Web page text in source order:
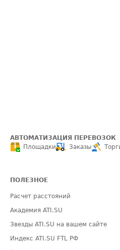
АВТОМАТИЗАЦИЯ ПЕРЕВОЗОК
Площадки
Заказы
ПОЛЕЗНОЕ
Расчет расстояний
Академия ATI.SU
Звезды ATI.SU на вашем сайте
Индекс ATI.SU FTL РФ